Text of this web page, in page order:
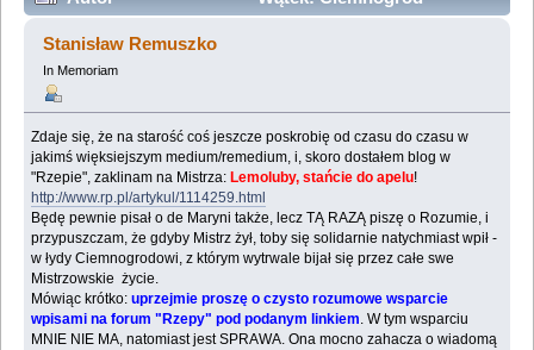
(Przeczytany 685194 razy)
Stanisław Remuszko
In Memoriam
Zdaje się, że na starość coś jeszcze poskrobię od czasu do czasu w
jakimś więksiejszym medium/remedium, i, skoro dostałem blog w
"Rzepie", zaklinam na Mistrza: Lemoluby, stańcie do apelu!
http://www.rp.pl/artykul/1114259.html
Będę pewnie pisał o de Maryni także, lecz TĄ RAZĄ piszę o Rozumie, i
przypuszczam, że gdyby Mistrz żył, toby się solidarnie natychmiast wpił -
w łydy Ciemnogrodowi, z którym wytrwale bijał się przez całe swe
Mistrzowskie życie.
Mówiąc krótko:uprzejmie proszę o czysto rozumowe wsparcie
wpisami na forum "Rzepy" pod podanym linkiem. W tym wsparciu
MNIE NIE MA, natomiast jest SPRAWA. Ona mocno zahacza o wiadomą